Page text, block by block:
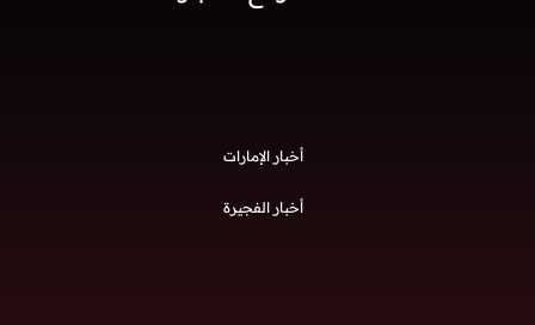
أخبار الإمارات
أخبار الفجيرة